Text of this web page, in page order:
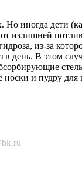
Но иногда дети
излишней
из-за
в день. В этом
и пудру для